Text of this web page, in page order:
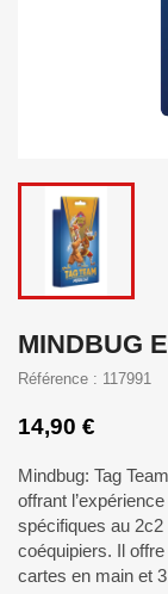
MINDBUG
Référence : 117991
14,90 €
Mindbug: Tag
offrant
spécifiques au
coéquipiers. Il
cartes en main et